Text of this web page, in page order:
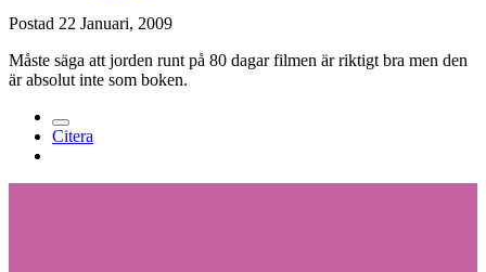
Postad 22 Januari, 2009
Måste säga att jorden runt på 80 dagar filmen är riktigt bra men den
är absolut inte som boken.
Citera